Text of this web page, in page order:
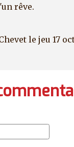
rêve.
le jeu 17